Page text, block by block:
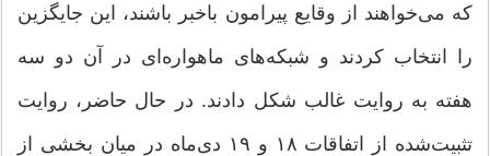
که می‌خواهند از وقایع پیرامون باخبر باشند، این جایگزین
را انتخاب کردند و شبکه‌های ماهواره‌ای در آن دو سه
هفته به روایت غالب شکل دادند. در حال حاضر، روایت
تثبیت‌شده از اتفاقات ۱۸ و ۱۹ دی‌ماه در میان بخشی از